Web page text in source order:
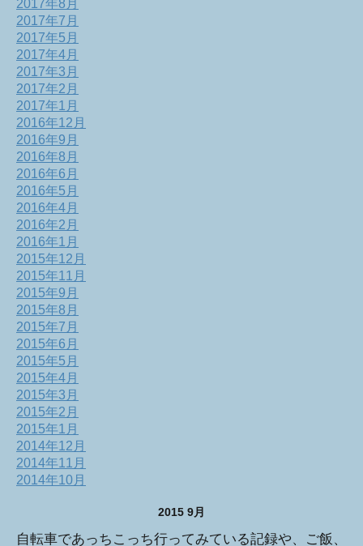
2017年8月
2017年7月
2017年5月
2017年4月
2017年3月
2017年2月
2017年1月
2016年12月
2016年9月
2016年8月
2016年6月
2016年5月
2016年4月
2016年2月
2016年1月
2015年12月
2015年11月
2015年9月
2015年8月
2015年7月
2015年6月
2015年5月
2015年4月
2015年3月
2015年2月
2015年1月
2014年12月
2014年11月
2014年10月
2015 9月
自転車であっちこっち行ってみている記録や、ご飯、